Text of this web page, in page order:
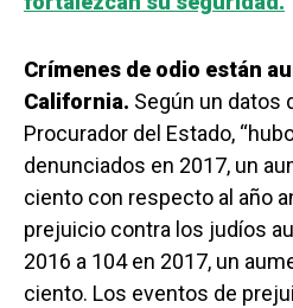
Crímenes de odio están
California. Según un datos
Procurador del Estado,
denunciados en 2017, un
ciento con respecto al año
prejuicio contra los judíos
2016 a 104 en 2017, un
ciento. Los eventos de